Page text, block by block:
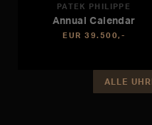
PATEK PHILIPPE
Annual Calendar
EUR 39.500,-
ALLE